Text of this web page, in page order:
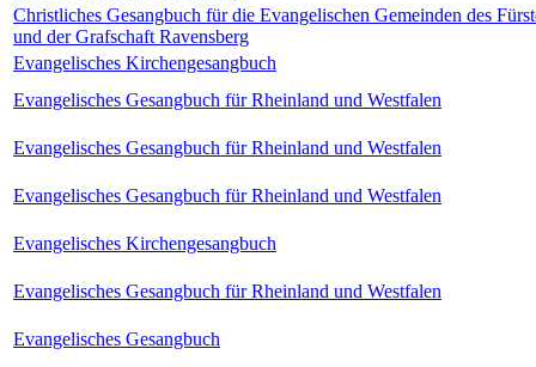
Christliches Gesangbuch für die Evangelischen Gemeinden des
und der Grafschaft Ravensberg
Evangelisches Kirchengesangbuch
Evangelisches Gesangbuch für Rheinland und Westfalen
Evangelisches Gesangbuch für Rheinland und Westfalen
Evangelisches Gesangbuch für Rheinland und Westfalen
Evangelisches Kirchengesangbuch
Evangelisches Gesangbuch für Rheinland und Westfalen
Evangelisches Gesangbuch